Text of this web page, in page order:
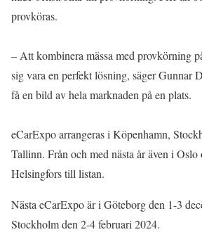
provköras.
– Att kombinera mässa med provkörning
sig vara en perfekt lösning, säger Gunnar
få en bild av hela marknaden på en plats.
eCarExpo arrangeras i Köpenhamn,
Tallinn. Från och med nästa år även i Oslo
Helsingfors till listan.
Nästa eCarExpo är i Göteborg den 1-3
Stockholm den 2-4 februari 2024.